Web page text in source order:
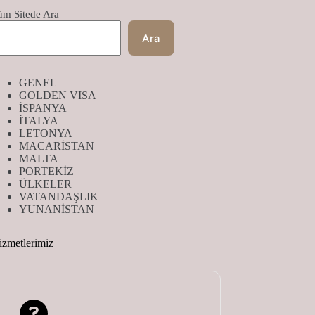
Sitede Ara
Ara
GENEL
GOLDEN VISA
İSPANYA
İTALYA
LETONYA
MACARİSTAN
MALTA
PORTEKİZ
ÜLKELER
VATANDAŞLIK
YUNANİSTAN